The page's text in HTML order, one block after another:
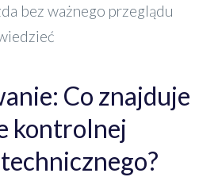
bez ważnego przeglądu
Co znajduje
kontrolnej